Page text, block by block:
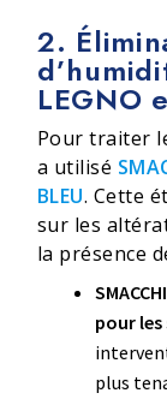
2.
LEGNO
Pour traiter
a utilisé
BLEU. Cette
sur les
la présence
pour
plus